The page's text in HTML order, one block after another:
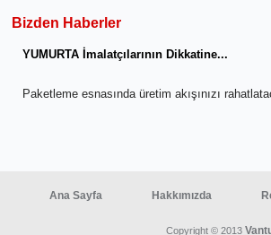
Bizden Haberler
YUMURTA İmalatçılarının Dikkatine...
Paketleme esnasında üretim akışınızı
Ana Sayfa Hakkımızda
Copyright © 2013